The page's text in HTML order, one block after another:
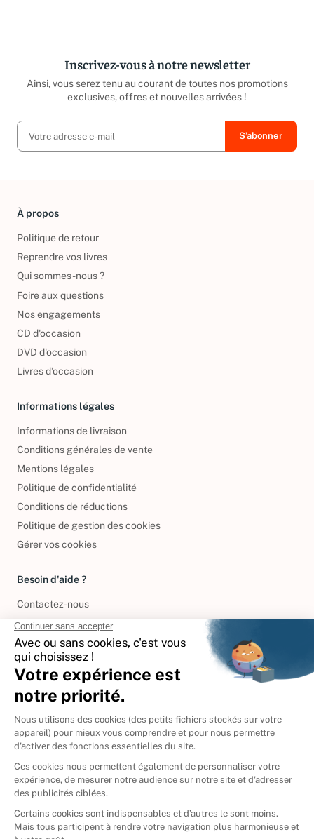
Inscrivez-vous à notre newsletter
Ainsi, vous serez tenu au courant de toutes nos promotions
exclusives, offres et nouvelles arrivées !
À propos
Politique de retour
Reprendre vos livres
Qui sommes-nous ?
Foire aux questions
Nos engagements
CD d'occasion
DVD d'occasion
Livres d’occasion
Informations légales
Informations de livraison
Conditions générales de vente
Mentions légales
Politique de confidentialité
Conditions de réductions
Politique de gestion des cookies
Gérer vos cookies
Besoin d'aide ?
Contactez-nous
International
🇪🇸Espagne
🇮🇹Italie
Donner vos livres